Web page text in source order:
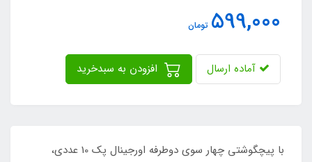
599,000 تومان
آماده ارسال
با پیچگوشتی چهار سوی دوطرفه اورجینال پک 10 عددی،